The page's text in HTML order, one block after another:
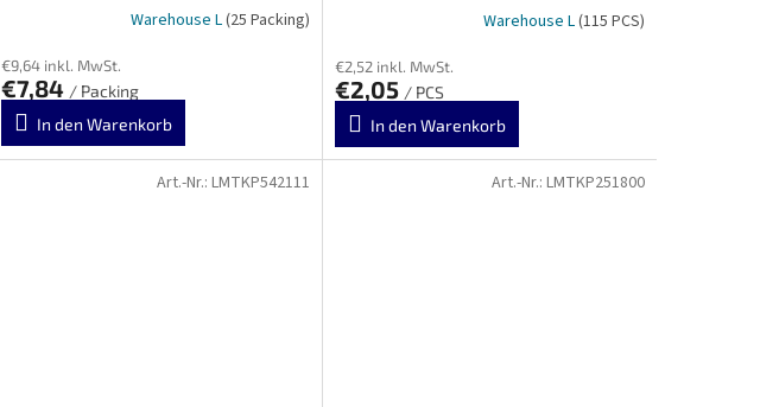
Warehouse L(25 Packing)
€9,64 inkl. MwSt.
€7,84 / Packing
In den Warenkorb
Warehouse L(115 PCS)
€2,52 inkl. MwSt.
€2,05 / PCS
In den Warenkorb
Art.-Nr.: LMTKP542111 Art.-Nr.: LMTKP251800